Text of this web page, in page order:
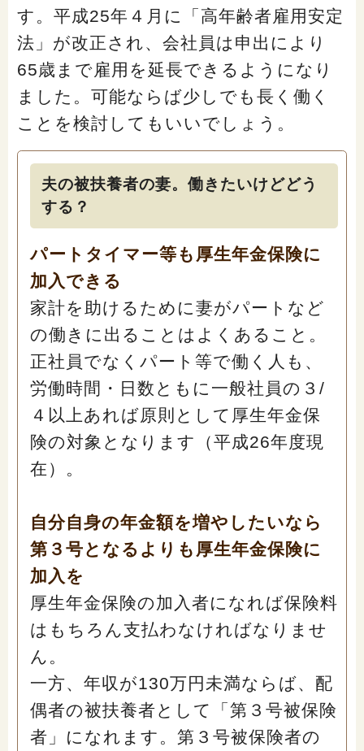
す。平成25年４月に「高年齢者雇用安定
法」が改正され、会社員は申出により
65歳まで雇用を延長できるようになり
ました。可能ならば少しでも長く働く
ことを検討してもいいでしょう。
夫の被扶養者の妻。働きたいけどどう
する？
パートタイマー等も厚生年金保険に
加入できる
家計を助けるために妻がパートなど
の働きに出ることはよくあること。
正社員でなくパート等で働く人も、
労働時間・日数ともに一般社員の３/
４以上あれば原則として厚生年金保
険の対象となります（平成26年度現
在）。
自分自身の年金額を増やしたいなら
第３号となるよりも厚生年金保険に
加入を
厚生年金保険の加入者になれば保険料
はもちろん支払わなければなりませ
ん。
一方、年収が130万円未満ならば、配
偶者の被扶養者として「第３号被保険
者」になれます。第３号被保険者の